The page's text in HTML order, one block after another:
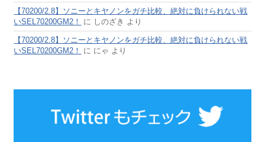
【70200/2.8】ソニーとキヤノンをガチ比較、絶対に負けられない戦
いSEL70200GM2！
に しのざき より
【70200/2.8】ソニーとキヤノンをガチ比較、絶対に負けられない戦
いSEL70200GM2！
に にゃ より